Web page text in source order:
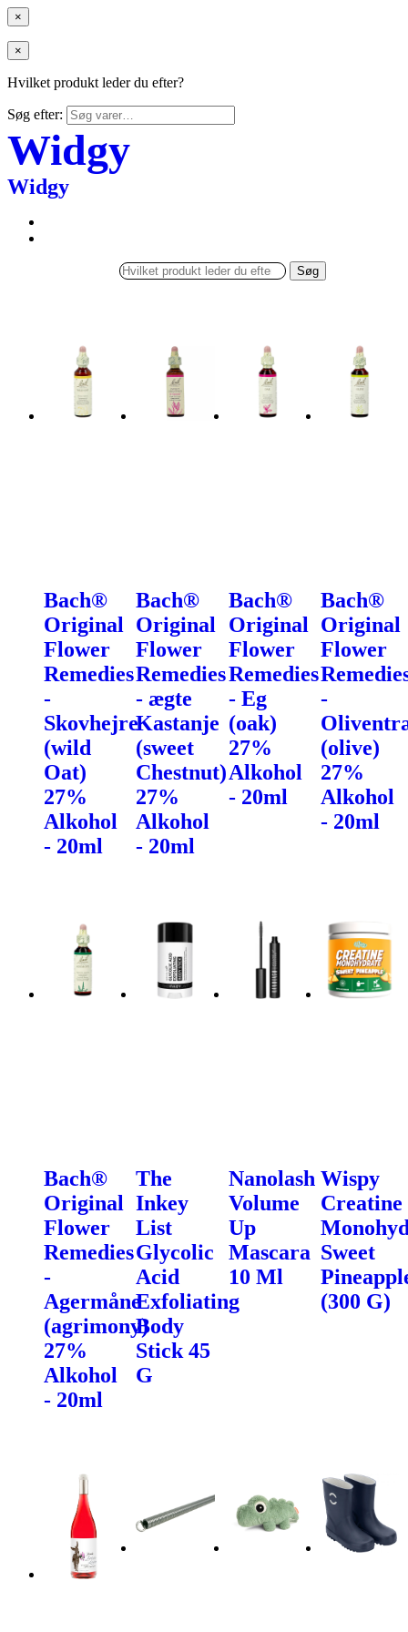
×
×
Hvilket produkt leder du efter?
Søg efter:
Widgy
Widgy
Søg
Bach®
Original
Flower
Remedies
-
Skovhejre
(wild
Oat)
27%
Alkohol
- 20ml
Bach®
Original
Flower
Remedies
- ægte
Kastanje
(sweet
Chestnut)
27%
Alkohol
- 20ml
Bach®
Original
Flower
Remedies
- Eg
(oak)
27%
Alkohol
- 20ml
Bach®
Original
Flower
-
(olive)
27%
Alkohol
- 20ml
Bach®
Original
Flower
Remedies
-
Agermåne
(agrimony)
27%
Alkohol
- 20ml
The
Inkey
List
Glycolic
Acid
Exfoliating
Body
Stick 45
G
Nanolash
Volume
Up
Mascara
10 Ml
Wispy
Creatine
Sweet
(300 G)